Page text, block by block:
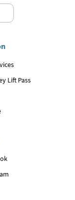
Lift Pass